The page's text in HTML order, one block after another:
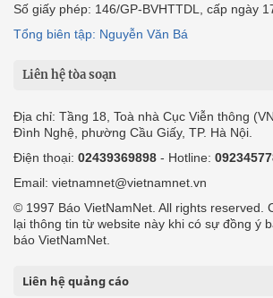
Số giấy phép: 146/GP-BVHTTDL, cấp ngày
Tổng biên tập: Nguyễn Văn Bá
Liên hệ tòa soạn
Địa chỉ: Tầng 18, Toà nhà Cục Viễn thông
Đình Nghệ, phường Cầu Giấy, TP. Hà Nội.
Điện thoại: 02439369898 - Hotline:
Email: vietnamnet@vietnamnet.vn
© 1997 Báo VietNamNet. All rights reserved.
lại thông tin từ website này khi có sự đồng ý
báo VietNamNet.
Liên hệ quảng cáo